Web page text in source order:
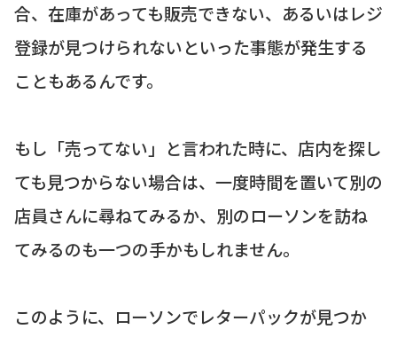
合、在庫があっても販売できない、あるいはレジ
登録が見つけられないといった事態が発生する
こともあるんです。
もし「売ってない」と言われた時に、店内を探し
ても見つからない場合は、一度時間を置いて別の
店員さんに尋ねてみるか、別のローソンを訪ね
てみるのも一つの手かもしれません。
このように、ローソンでレターパックが見つか